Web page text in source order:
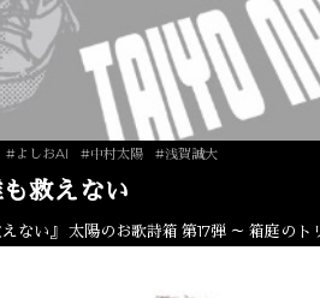
#よしおAI #中村太陽 #浅賀誠大
救えない
えない』 太陽のお歌詩箱 第17弾 ～ 箱庭の